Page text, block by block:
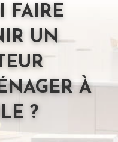
FAIRE
UN
À
?